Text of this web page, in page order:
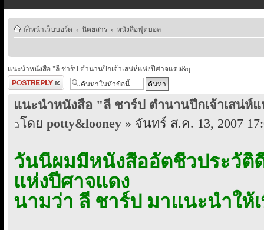
หน้าเว็บบอร์ด ‹ นิตยสาร ‹ หนังสือฟุตบอล
แนะนำหนังสือ "ลี ชาร์ป ตำนานปีกเจ้าเสน่ห์แห่งปีศาจแดง&q
ตอบกระทู้
แนะนำหนังสือ "ลี ชาร์ป ตำนานปีกเจ้าเสน่ห์
โดย potty&looney » จันทร์ ส.ค. 13, 2007
วันนี้ผมมีหนังสืออัตชีวประวัติ
แห่งปีศาจแดง
นามว่า ลี ชาร์ป มาแนะนำให้